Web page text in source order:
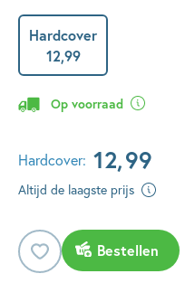
Hardcover
12,99
Op voorraad
Hardcover: 12,99
Altijd de laagste prijs
Bestellen